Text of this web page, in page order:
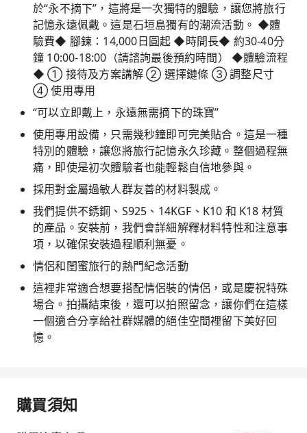
於“永不摘下”，這將是一次獨特的體驗，讓您將旅行
記憶永遠佩戴。這是石垣島獨有的潮流活動。 ◆體
驗費◆ 腳鍊：14,000日圓起 ◆時間長◆ 約30-40分
鐘 10:00-18:00（請諮詢最後預約時間） ◆體驗流程
◆ ① 接待及方案講解 ② 選擇鏈條 ③ 調整尺寸
④ 使用專用
“可以立即戴上，永遠無需摘下的珠寶”
使用專用設備，只需幾秒鐘即可完美貼合。這是一種
特別的體驗，讓您將旅行記憶永久珍藏。整個過程無
痛，即使是初次體驗者也能輕鬆自信地參與。
採用對金屬過敏人群友善的材料製成。
我們提供不銹鋼、S925、14KGF、K10 和 K18 材質
的產品。安裝前，我們會詳細解釋材料特性和注意事
項，以確保安裝過程順利無憂。
情侶和閨蜜旅行的熱門紀念活動
這裡非常適合想要搭配情侶裝的情侶，或是慶祝特殊
場合。拍攝結束後，還可以拍照留念，讓你們在這樣
一個適合分享給社群媒體的絕佳空間裡留下美好回
憶。
購買須知